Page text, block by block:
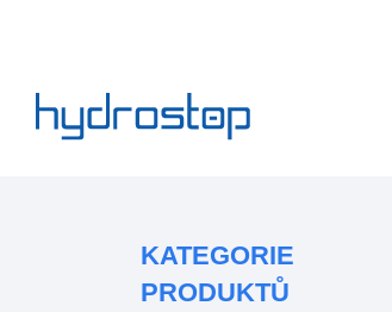
KATEGORIE
PRODUKTŮ